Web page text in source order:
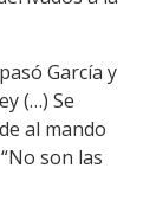
García y
(…) Se
al mando
son las